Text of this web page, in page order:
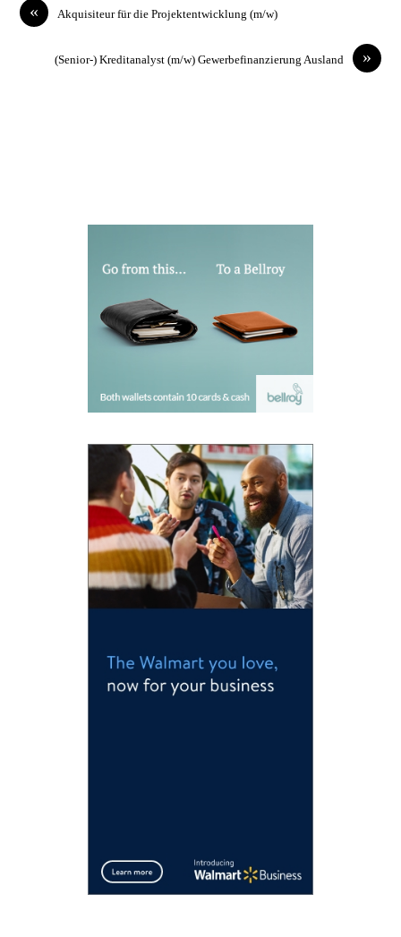
« Akquisiteur für die Projektentwicklung (m/w)
»
(Senior-) Kreditanalyst (m/w) Gewerbefinanzierung Ausland